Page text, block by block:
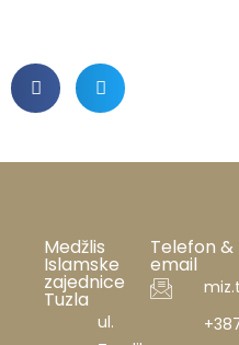
Medžlis
Islamske
zajednice
Tuzla
ul.
Telefon &
email